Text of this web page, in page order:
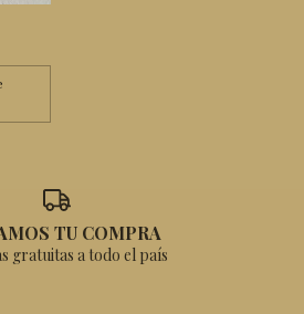
TU COMPRA
gratuitas a todo el país